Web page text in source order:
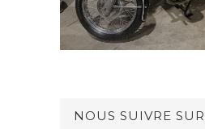
NOUS SUIVRE